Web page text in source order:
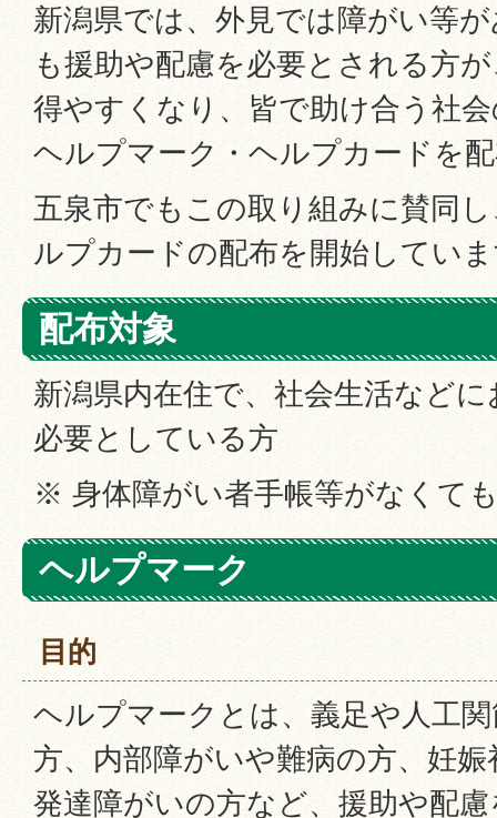
新潟県では、外見では障がい等
も援助や配慮を必要とされる方
得やすくなり、皆で助け合う社
ヘルプマーク・ヘルプカードを
五泉市でもこの取り組みに賛同
ルプカードの配布を開始してい
配布対象
新潟県内在住で、社会生活など
必要としている方
※ 身体障がい者手帳等がなくて
ヘルプマーク
目的
ヘルプマークとは、義足や人工
方、内部障がいや難病の方、妊
発達障がいの方など、援助や配